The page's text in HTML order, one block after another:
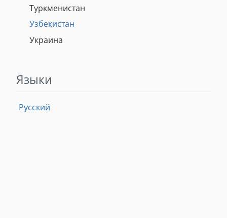
Туркменистан
Узбекистан
Украина
Языки
Русский